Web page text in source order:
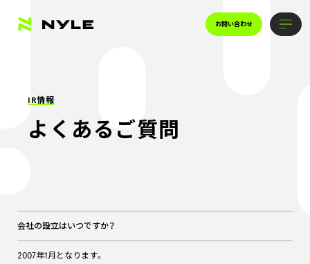
お問い合わせ
IR情報
よくあるご質問
会社の設立はいつですか？
2007年1月となります。